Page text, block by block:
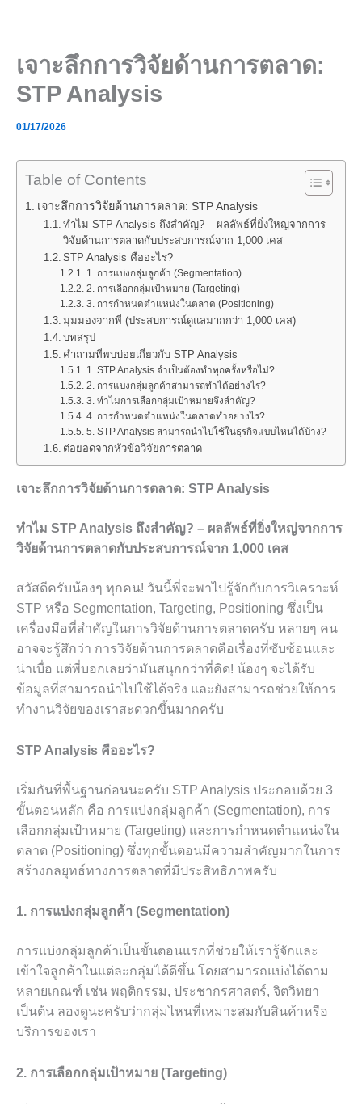
เจาะลึกการวิจัยด้านการตลาด:
STP Analysis
01/17/2026
Table of Contents
เจาะลึกการวิจัยด้านการตลาด: STP Analysis
ทำไม STP Analysis ถึงสำคัญ? – ผลลัพธ์ที่ยิ่งใหญ่จากการ
วิจัยด้านการตลาดกับประสบการณ์จาก 1,000 เคส
STP Analysis คืออะไร?
1. การแบ่งกลุ่มลูกค้า (Segmentation)
2. การเลือกกลุ่มเป้าหมาย (Targeting)
3. การกำหนดตำแหน่งในตลาด (Positioning)
มุมมองจากพี่ (ประสบการณ์ดูแลมากกว่า 1,000 เคส)
บทสรุป
คำถามที่พบบ่อยเกี่ยวกับ STP Analysis
1. STP Analysis จำเป็นต้องทำทุกครั้งหรือไม่?
2. การแบ่งกลุ่มลูกค้าสามารถทำได้อย่างไร?
3. ทำไมการเลือกกลุ่มเป้าหมายจึงสำคัญ?
4. การกำหนดตำแหน่งในตลาดทำอย่างไร?
5. STP Analysis สามารถนำไปใช้ในธุรกิจแบบไหนได้บ้าง?
ต่อยอดจากหัวข้อวิจัยการตลาด
เจาะลึกการวิจัยด้านการตลาด: STP Analysis
ทำไม STP Analysis ถึงสำคัญ? – ผลลัพธ์ที่ยิ่งใหญ่จากการ
วิจัยด้านการตลาดกับประสบการณ์จาก 1,000 เคส
สวัสดีครับน้องๆ ทุกคน! วันนี้พี่จะพาไปรู้จักกับการวิเคราะห์
STP หรือ Segmentation, Targeting, Positioning ซึ่งเป็น
เครื่องมือที่สำคัญในการวิจัยด้านการตลาดครับ หลายๆ คน
อาจจะรู้สึกว่า การวิจัยด้านการตลาดคือเรื่องที่ซับซ้อนและ
น่าเบื่อ แต่พี่บอกเลยว่ามันสนุกกว่าที่คิด! น้องๆ จะได้รับ
ข้อมูลที่สามารถนำไปใช้ได้จริง และยังสามารถช่วยให้การ
ทำงานวิจัยของเราสะดวกขึ้นมากครับ
STP Analysis คืออะไร?
เริ่มกันที่พื้นฐานก่อนนะครับ STP Analysis ประกอบด้วย 3
ขั้นตอนหลัก คือ การแบ่งกลุ่มลูกค้า (Segmentation), การ
เลือกกลุ่มเป้าหมาย (Targeting) และการกำหนดตำแหน่งใน
ตลาด (Positioning) ซึ่งทุกขั้นตอนมีความสำคัญมากในการ
สร้างกลยุทธ์ทางการตลาดที่มีประสิทธิภาพครับ
1. การแบ่งกลุ่มลูกค้า (Segmentation)
การแบ่งกลุ่มลูกค้าเป็นขั้นตอนแรกที่ช่วยให้เรารู้จักและ
เข้าใจลูกค้าในแต่ละกลุ่มได้ดีขึ้น โดยสามารถแบ่งได้ตาม
หลายเกณฑ์ เช่น พฤติกรรม, ประชากรศาสตร์, จิตวิทยา
เป็นต้น ลองดูนะครับว่ากลุ่มไหนที่เหมาะสมกับสินค้าหรือ
บริการของเรา
2. การเลือกกลุ่มเป้าหมาย (Targeting)